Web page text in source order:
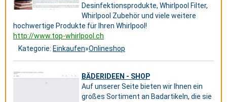
Desinfektionsprodukte, Whirlpool Filter,
Whirlpool Zubehör und viele weitere
hochwertige Produkte für Ihren Whirlpool!
http://www.top-whirlpool.ch
Kategorie: Einkaufen»Onlineshop
BÄDERIDEEN - SHOP
Auf unserer Seite bieten wir Ihnen ein
großes Sortiment an Badartikeln, die sie